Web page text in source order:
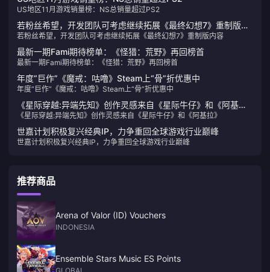
US地区11月游戏销量榜：NS总销量超过PS2
若粉丝希望，开发团队可考虑继续拓展《最终幻想7》重制版内
容
若粉丝希望，开发团队可考虑继续拓展《最终幻想7》重制版内容
最新一期Fami期待榜单：《怪猎：荒野》再回榜首
最新一期Fami期待榜单：《怪猎：荒野》再回榜首
年度“巨作”《魔戒：咕噜》Steam上“骨”折优惠中
年度“巨作”《魔戒：咕噜》Steam上“骨”折优惠中
《星际穿越:异端先知》创作灵感来自《星际牛仔》和《阿基
拉》
《星际穿越:异端先知》创作灵感来自《星际牛仔》和《阿基拉》
世嘉计划积极复兴经典IP，力争重回全球游戏行业巅峰
世嘉计划积极复兴经典IP，力争重回全球游戏行业巅峰
推荐商品
Arena of Valor (ID) Vouchers
INDONESIA
Ensemble Stars Music ES Points